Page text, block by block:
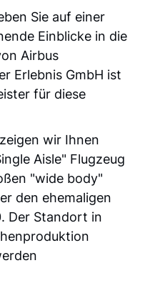
Sie auf einer
Einblicke in die
Airbus
Erlebnis GmbH ist
für diese
zeigen wir Ihnen
Aisle" Flugzeug
"wide body"
den ehemaligen
Der Standort in